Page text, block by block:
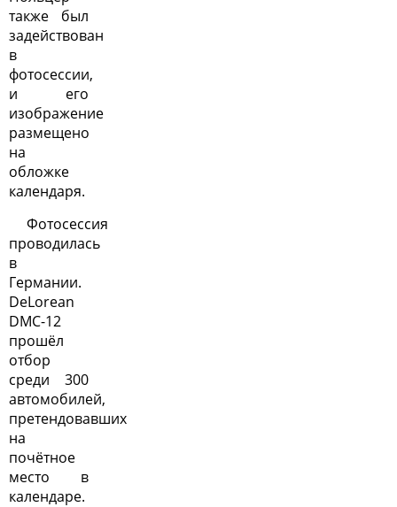
также был
задействован
в
фотосессии,
и его
изображение
размещено
на
обложке
календаря.
Фотосессия
проводилась
в
Германии.
DeLorean
DMC-12
прошёл
отбор
среди 300
автомобилей,
претендовавших
на
почётное
место в
календаре.